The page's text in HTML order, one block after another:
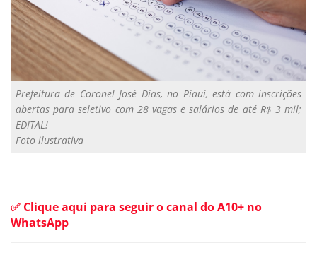
Prefeitura de Coronel José Dias, no Piauí, está com inscrições
abertas para seletivo com 28 vagas e salários de até R$ 3 mil;
EDITAL!
Foto ilustrativa
✅ Clique aqui para seguir o canal do A10+ no
WhatsApp